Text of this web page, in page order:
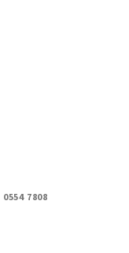
0554 7808